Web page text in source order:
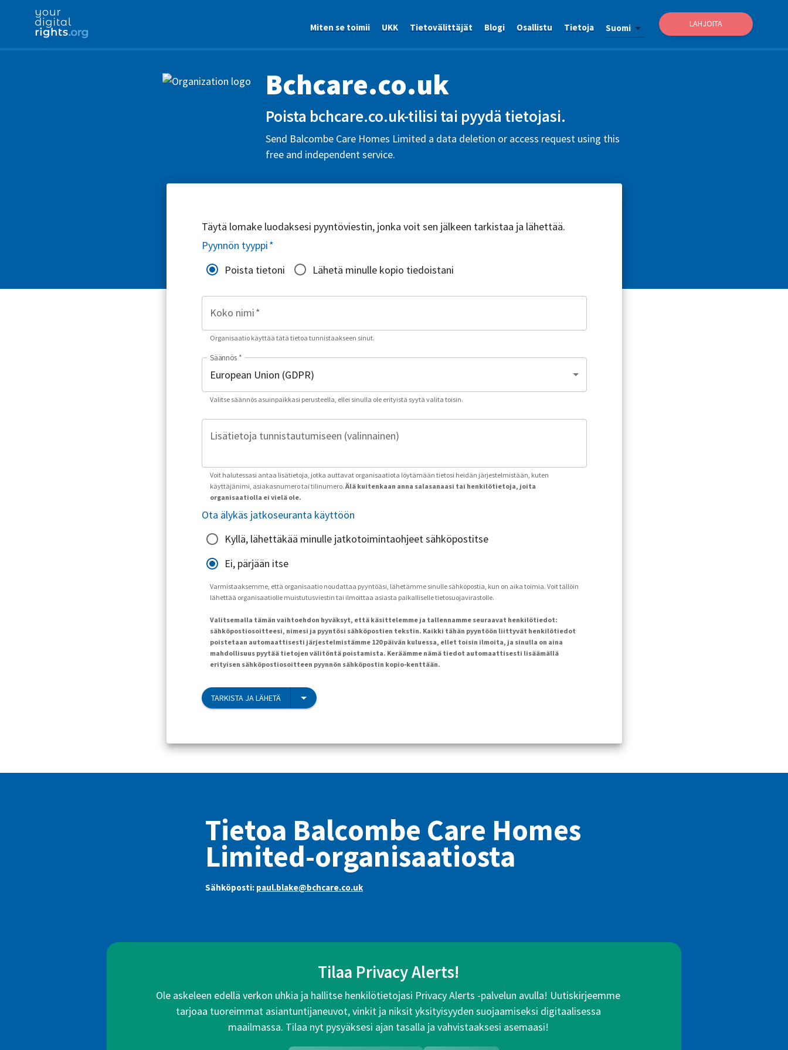
Miten se toimii UKK Tietovälittäjät Blogi Osallistu Tietoja Suomi LAHJOITA
Bchcare.co.uk
Poista bchcare.co.uk-tilisi tai pyydä tietojasi.
Send Balcombe Care Homes Limited a data deletion or access request using this
free and independent service.
Täytä lomake luodaksesi pyyntöviestin, jonka voit sen jälkeen tarkistaa ja lähettää.
Pyynnön tyyppi*
Poista tietoni
Lähetä minulle kopio tiedoistani
Koko nimi*
Organisaatio käyttää tätä tietoa tunnistaakseen sinut.
Säännös *
Valitse säännös asuinpaikkasi perusteella, ellei sinulla ole erityistä syytä valita toisin.
Lisätietoja tunnistautumiseen (valinnainen)
Voit halutessasi antaa lisätietoja, jotka auttavat organisaatiota löytämään tietosi heidän järjestelmistään, kuten
käyttäjänimi, asiakasnumero tai tilinumero. Älä kuitenkaan anna salasanaasi tai henkilötietoja, joita
organisaatiolla ei vielä ole.
Ota älykäs jatkoseuranta käyttöön
Kyllä, lähettäkää minulle jatkotoimintaohjeet sähköpostitse
Ei, pärjään itse
Varmistaaksemme, että organisaatio noudattaa pyyntöäsi, lähetämme sinulle sähköpostia, kun on aika toimia. Voit tällöin
lähettää organisaatiolle muistutusviestin tai ilmoittaa asiasta paikalliselle tietosuojavirastolle.
Valitsemalla tämän vaihtoehdon hyväksyt, että käsittelemme ja tallennamme seuraavat henkilötiedot:
sähköpostiosoitteesi, nimesi ja pyyntösi sähköpostien tekstin. Kaikki tähän pyyntöön liittyvät henkilötiedot
poistetaan automaattisesti järjestelmistämme 120 päivän kuluessa, ellet toisin ilmoita, ja sinulla on aina
mahdollisuus pyytää tietojen välitöntä poistamista. Keräämme nämä tiedot automaattisesti lisäämällä
erityisen sähköpostiosoitteen pyynnön sähköpostin kopio-kenttään.
TARKISTA JA LÄHETÄ
Tietoa Balcombe Care Homes
Limited-organisaatiosta
Sähköposti: paul.blake@bchcare.co.uk
Tilaa Privacy Alerts!
Ole askeleen edellä verkon uhkia ja hallitse henkilötietojasi Privacy Alerts -palvelun avulla! Uutiskirjeemme
tarjoaa tuoreimmat asiantuntijaneuvot, vinkit ja niksit yksityisyyden suojaamiseksi digitaalisessa
maailmassa. Tilaa nyt pysyäksesi ajan tasalla ja vahvistaaksesi asemaasi!